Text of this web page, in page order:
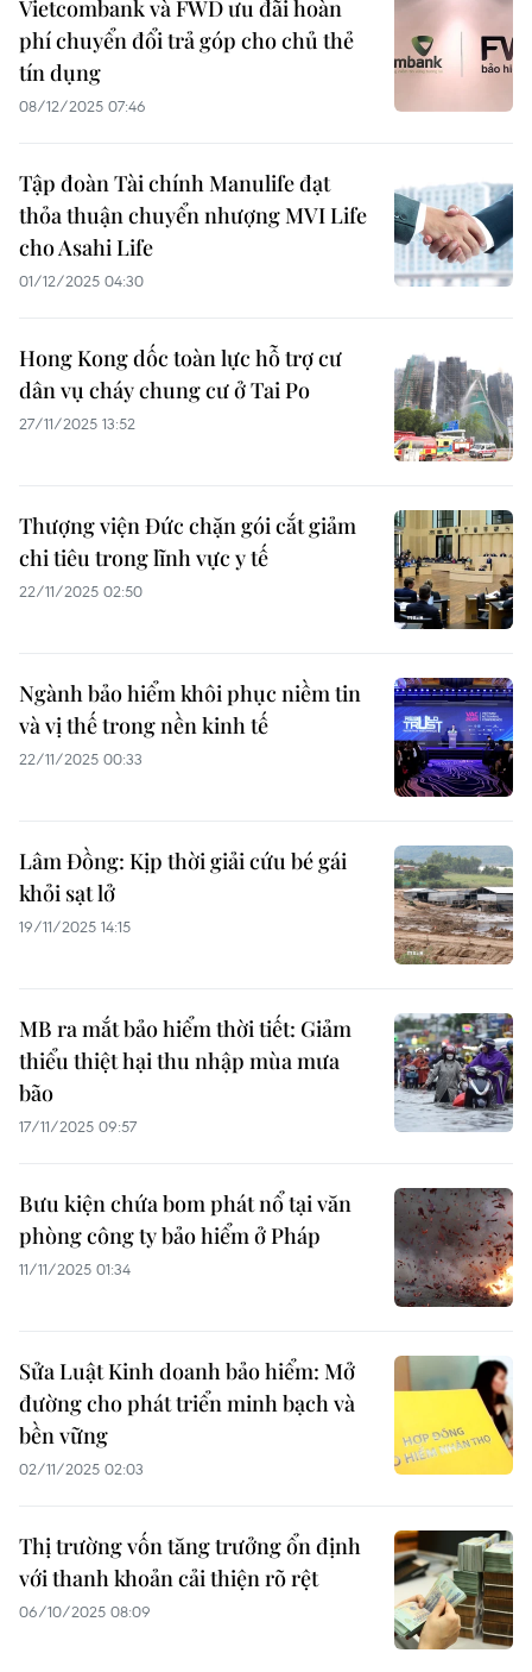
Vietcombank và FWD ưu đãi hoàn
phí chuyển đổi trả góp cho chủ thẻ
tín dụng
08/12/2025 07:46
Tập đoàn Tài chính Manulife đạt
thỏa thuận chuyển nhượng MVI Life
cho Asahi Life
01/12/2025 04:30
Hong Kong dốc toàn lực hỗ trợ cư
dân vụ cháy chung cư ở Tai Po
27/11/2025 13:52
Thượng viện Đức chặn gói cắt giảm
chi tiêu trong lĩnh vực y tế
22/11/2025 02:50
Ngành bảo hiểm khôi phục niềm tin
và vị thế trong nền kinh tế
22/11/2025 00:33
Lâm Đồng: Kịp thời giải cứu bé gái
khỏi sạt lở
19/11/2025 14:15
MB ra mắt bảo hiểm thời tiết: Giảm
thiểu thiệt hại thu nhập mùa mưa
bão
17/11/2025 09:57
Bưu kiện chứa bom phát nổ tại văn
phòng công ty bảo hiểm ở Pháp
11/11/2025 01:34
Sửa Luật Kinh doanh bảo hiểm: Mở
đường cho phát triển minh bạch và
bền vững
02/11/2025 02:03
Thị trường vốn tăng trưởng ổn định
với thanh khoản cải thiện rõ rệt
06/10/2025 08:09